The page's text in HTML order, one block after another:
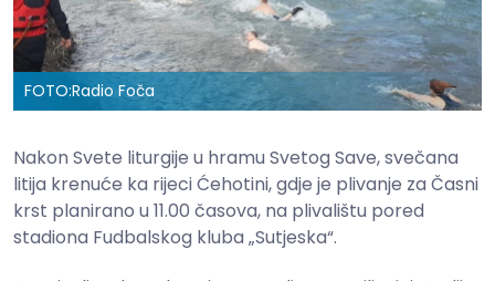
FOTO:Radio Foča
Nakon Svete liturgije u hramu Svetog Save, svečana
litija krenuće ka rijeci Ćehotini, gdje je plivanje za Časni
krst planirano u 11.00 časova, na plivalištu pored
stadiona Fudbalskog kluba „Sutjeska“.